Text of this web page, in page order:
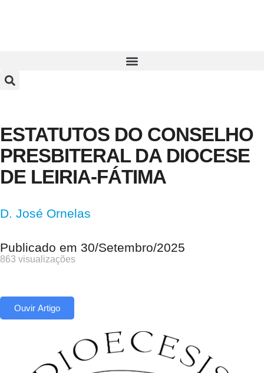
ESTATUTOS DO CONSELHO
PRESBITERAL DA DIOCESE
DE LEIRIA-FÁTIMA
D. José Ornelas
Publicado em 30/Setembro/2025
863 visualizações
Ouvir Artigo